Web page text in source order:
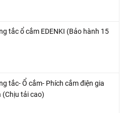
tắc ổ cắm EDENKI (Bảo hành 15
tắc- Ổ cắm- Phích cắm điện gia
(Chịu tải cao)